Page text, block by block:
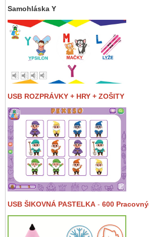
Samohláska Y
USB ROZPRÁVKY + HRY + ZOŠITY
USB ŠIKOVNÁ PASTELKA - 600